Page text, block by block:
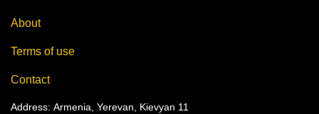
About
Terms of use
Contact
Address: Armenia, Yerevan, Kievyan 11